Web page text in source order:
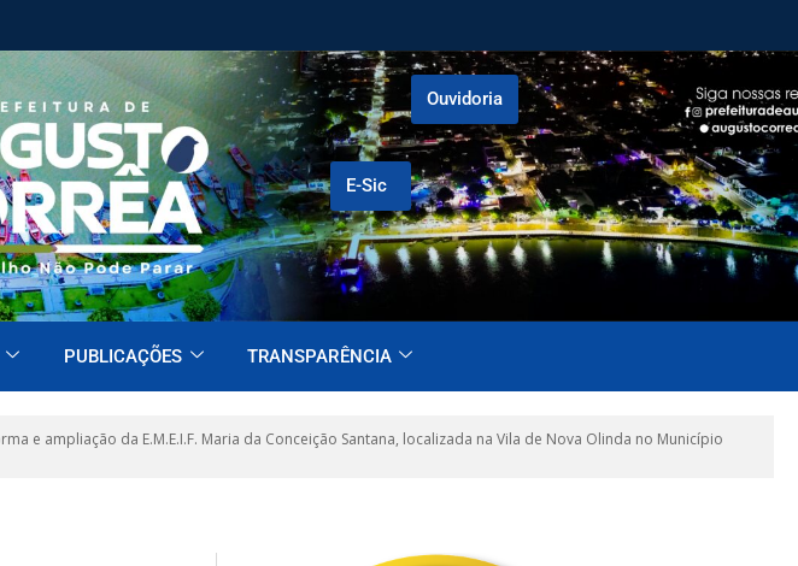
E-Sic
Ouvidoria
PUBLICAÇÕES TRANSPARÊNCIA
e ampliação da E.M.E.I.F. Maria da Conceição Santana, localizada na Vila de Nova Olinda no Município